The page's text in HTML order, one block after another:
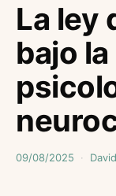
La ley
bajo
09/08/2025